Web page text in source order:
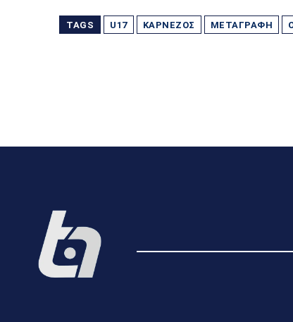
TAGS U17 ΚΑΡΝΈΖΟΣ ΜΕΤΑΓΡΑΦΉ